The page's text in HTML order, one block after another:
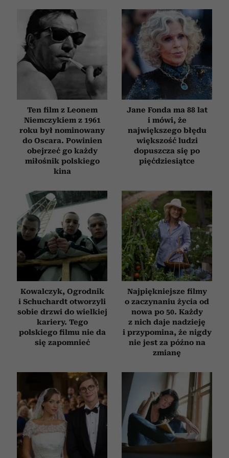
korzystasz z naszej witryny, udostępniamy partnerom
społecznościowym, reklamowym i analitycznym.
Partnerzy mogą połączyć te informacje z innymi danymi
otrzymanymi od Ciebie lub uzyskanymi podczas
korzystania z ich usług.
Ten film z Leonem
Niemczykiem z 1961
roku był nominowany
do Oscara. Powinien
obejrzeć go każdy
miłośnik polskiego
kina
Jane Fonda ma 88 lat
i mówi, że
największego błędu
większość ludzi
dopuszcza się po
pięćdziesiątce
Kowalczyk, Ogrodnik
i Schuchardt otworzyli
sobie drzwi do wielkiej
kariery. Tego
polskiego filmu nie da
się zapomnieć
Najpiękniejsze filmy
o zaczynaniu życia od
nowa po 50. Każdy
z nich daje nadzieję
i przypomina, że nigdy
nie jest za późno na
zmianę